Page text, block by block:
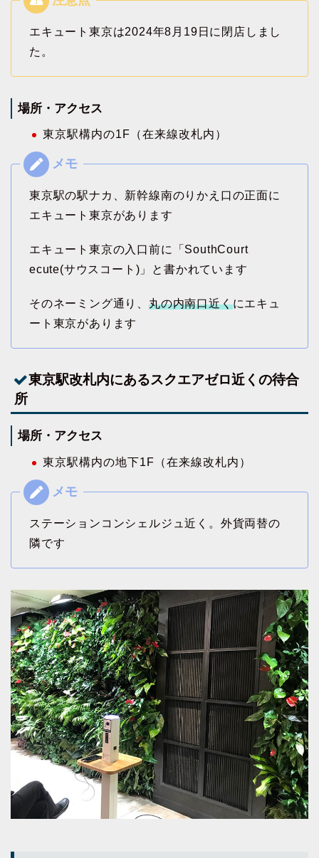
エキュート東京は2024年8月19日に閉店しまし
た。
場所・アクセス
東京駅構内の1F（在来線改札内）
東京駅の駅ナカ、新幹線南のりかえ口の正面に
エキュート東京があります
エキュート東京の入口前に「SouthCourt
ecute(サウスコート)」と書かれています
そのネーミング通り、 丸の内南口近くにエキュ
ート東京があります
東京駅改札内にあるスクエアゼロ近くの待合
所
場所・アクセス
東京駅構内の地下1F（在来線改札内）
ステーションコンシェルジュ近く。外貨両替の
隣です